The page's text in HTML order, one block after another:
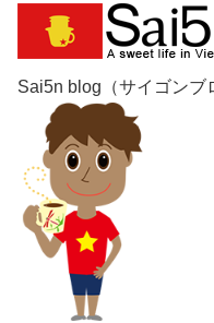
Sai5n blog（サイゴンブ